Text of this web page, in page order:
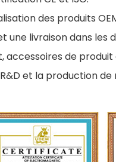
des produits
livraison dans les
de produit
et la production